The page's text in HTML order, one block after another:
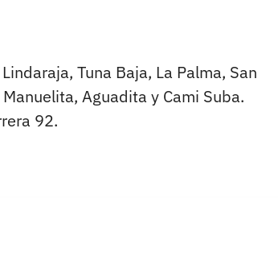
Tuna Baja, La Palma, San
Aguadita y Cami Suba.
92.